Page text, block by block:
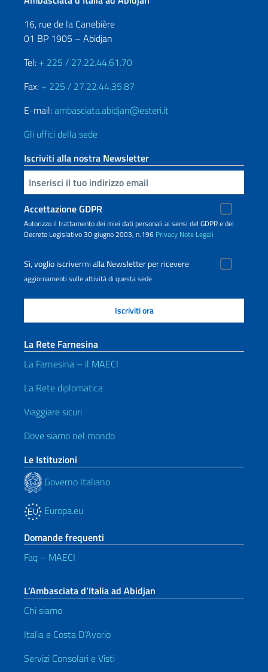
16, rue de la Canebière
01 BP 1905 – Abidjan
Tel: + 225 / 27.22.44.61.70
Fax: + 225 / 27.22.44.35.87
E-mail:ambasciata.abidjan@esteri.it
Gli uffici della sede
Iscriviti alla nostra Newsletter
Inserisci la tua email
Accettazione GDPR
Autorizzo il trattamento dei miei dati personali ai sensi del GDPR e del
Decreto Legislativo 30 giugno 2003, n.196 Privacy Note Legali
Sì, voglio iscrivermi alla Newsletter per ricevere
aggiornamenti sulle attività di questa sede
La Rete Farnesina
La Farnesina – il MAECI
La Rete diplomatica
Viaggiare sicuri
Dove siamo nel mondo
Le Istituzioni
Governo Italiano
Europa.eu
Domande frequenti
Faq – MAECI
L’Ambasciata d’Italia ad Abidjan
Chi siamo
Italia e Costa D’Avorio
Servizi Consolari e Visti